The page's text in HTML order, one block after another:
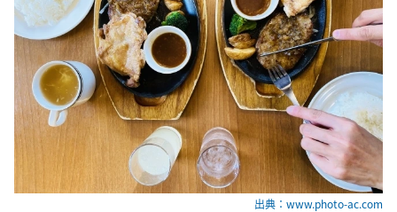
出典：www.photo-ac.com